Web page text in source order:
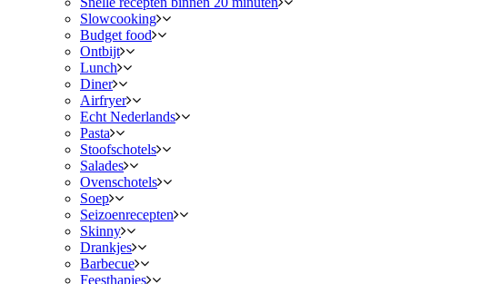
Slowcooking
Budget food
Ontbijt
Lunch
Diner
Airfryer
Echt Nederlands
Pasta
Stoofschotels
Salades
Ovenschotels
Soep
Seizoenrecepten
Skinny
Drankjes
Barbecue
Feesthapjes